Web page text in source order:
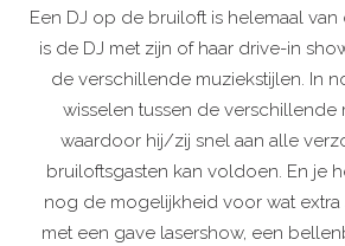
Een DJ op de bruiloft is helemaal van
is de DJ met zijn of haar drive-in
de verschillende muziekstijlen. In
wisselen tussen de verschillende
waardoor hij/zij snel aan alle
bruiloftsgasten kan voldoen. En je
nog de mogelijkheid voor wat extra
met een gave lasershow, een